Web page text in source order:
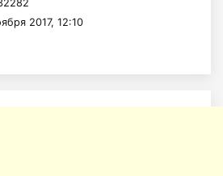
2017, 12:10